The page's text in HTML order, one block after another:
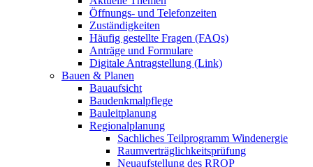
Öffnungs- und Telefonzeiten
Zuständigkeiten
Häufig gestellte Fragen (FAQs)
Anträge und Formulare
Digitale Antragstellung (Link)
Bauen & Planen
Bauaufsicht
Baudenkmalpflege
Bauleitplanung
Regionalplanung
Sachliches Teilprogramm Windenergie
Raumverträglichkeitsprüfung
Neuaufstellung des RROP